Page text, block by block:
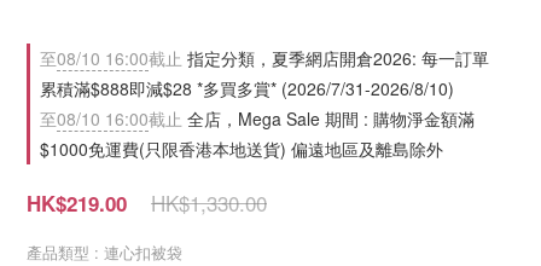
至08/10 16:00截止 指定分類，夏季網店開倉2026: 每一訂單
累積滿$888即減$28 *多買多賞* (2026/7/31-2026/8/10)
至08/10 16:00截止 全店，Mega Sale 期間 : 購物淨金額滿
$1000免運費(只限香港本地送貨) 偏遠地區及離島除外
HK$1,330.00
HK$219.00
產品類型 : 連心扣被袋